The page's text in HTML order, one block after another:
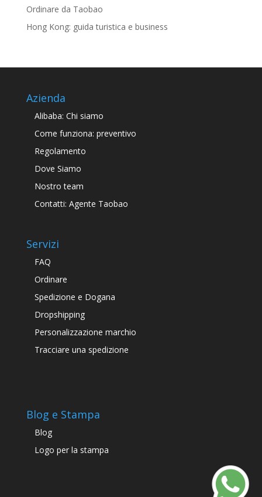
Ordinare da Taobao
Hong Kong: guida turistica e business
Azienda
Alibaba: Chi siamo
Come funziona: preventivo
Regolamento
Dove Siamo
Nostro team
Contatti: Agente Taobao
Servizi
FAQ
Ordinare
Spedizione e Dogana
Dropshipping
Personalizzazione marchio
Tracciare una spedizione
Blog e Stampa
Blog
Logo per la stampa